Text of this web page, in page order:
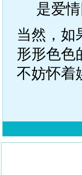
是爱
当然，如
形形色色
不妨怀着